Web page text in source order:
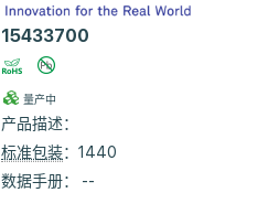
15433700
量产中
产品描述：
标准包装：1440
数据手册： --